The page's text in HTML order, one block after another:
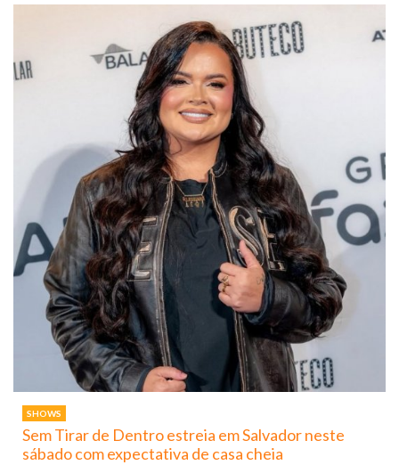
SHOWS
Sem Tirar de Dentro estreia em Salvador neste
sábado com expectativa de casa cheia